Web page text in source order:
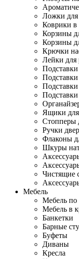
Ложки для
Коврики
Корзины
Корзины
Крючки
Лейки для
Подставки
Подставки
Ящики
Стопперы
Ручки
Флаконы
Шкуры
Чистящие
Мебель
Мебель по
Мебель в
Банкетки
Барные
Буфеты
Диваны
Кресла